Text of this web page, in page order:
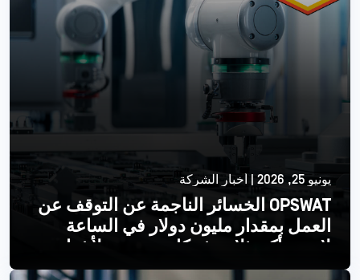
يونيو 25, 2026 | أخبار الشركة
OPSWAT الخسائر الناجمة عن التوقف عن
العمل بمقدار مليون دولار في الساعة
لإحدى أكبر ثلاث شركات مصنعة لأشباه
الموصلات
اقرأ أكثر